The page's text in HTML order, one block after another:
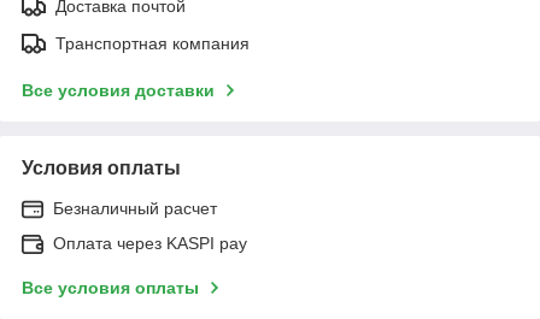
Доставка почтой
Транспортная компания
Все условия доставки
Условия оплаты
Безналичный расчет
Оплата через KASPI pay
Все условия оплаты